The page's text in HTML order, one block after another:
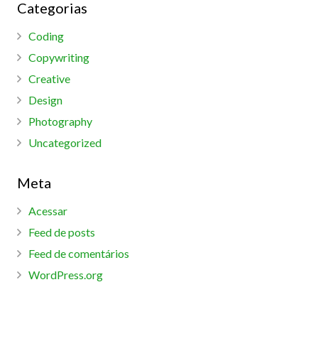
Categorias
Coding
Copywriting
Creative
Design
Photography
Uncategorized
Meta
Acessar
Feed de posts
Feed de comentários
WordPress.org